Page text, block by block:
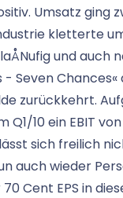
Umsatz ging
kletterte um
und auch
Seven Chances«
zurückkehrt.
10 ein EBIT von
sich freilich
auch wieder
Cent EPS in